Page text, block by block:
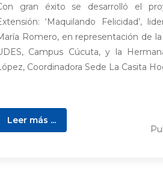
gran éxito se desarrolló el
‘Maquilando Felicidad’,
Romero, en representación de
Campus Cúcuta, y la
Coordinadora Sede La Casita
Leer más ...